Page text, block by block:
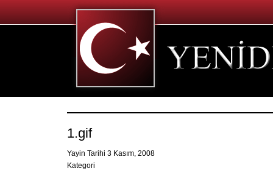
1.gif
Yayin Tarihi 3 Kasım, 2008
Kategori